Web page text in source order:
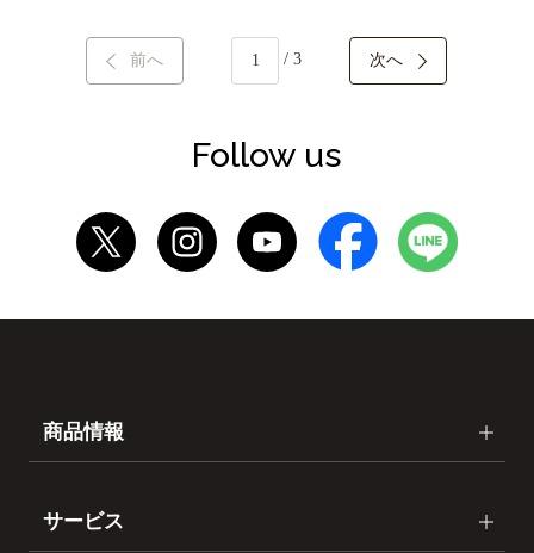
LINEギフト限定！タリーズデジタルギフト3,000円分を贈
ると、自分も500円分のギフトチケットがもらえるキャン
前へ / 3 次へ
Follow us
商品情報
サービス